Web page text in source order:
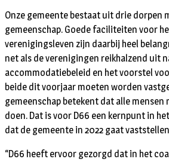
Onze gemeente bestaat uit drie dorpen
gemeenschap. Goede faciliteiten voor
verenigingsleven zijn daarbij heel
net als de verenigingen reikhalzend uit
accommodatiebeleid en het voorstel
beide dit voorjaar moeten worden
gemeenschap betekent dat alle mensen
doen. Dat is voor D66 een kernpunt in
dat de gemeente in 2022 gaat
“D66 heeft ervoor gezorgd dat in het